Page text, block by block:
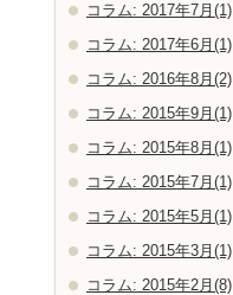
コラム: 2017年7月(1)
コラム: 2017年6月(1)
コラム: 2016年8月(2)
コラム: 2015年9月(1)
コラム: 2015年8月(1)
コラム: 2015年7月(1)
コラム: 2015年5月(1)
コラム: 2015年3月(1)
コラム: 2015年2月(8)